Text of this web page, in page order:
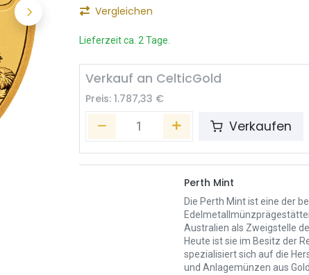
Vergleichen
Lieferzeit ca. 2 Tage.
Verkauf an CelticGold
Preis: 1.787,33 €
Verkaufen
Perth Mint
Die Perth Mint ist eine der
Australien als Zweigstelle
Heute ist sie im Besitz der
spezialisiert sich auf die
und Anlagemünzen aus